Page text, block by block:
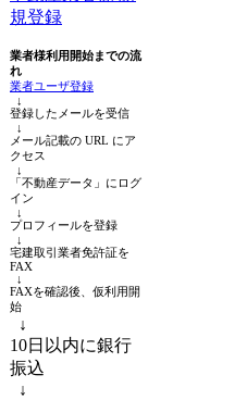
規登録
業者様利用開始までの流
れ
業者ユーザ登録
↓
登録したメールを受信
↓
メール記載の URL にア
クセス
↓
「不動産データ」にログ
イン
↓
プロフィールを登録
↓
宅建取引業者免許証を
FAX
↓
FAXを確認後、仮利用開
始
↓
10日以内に銀行
振込
↓